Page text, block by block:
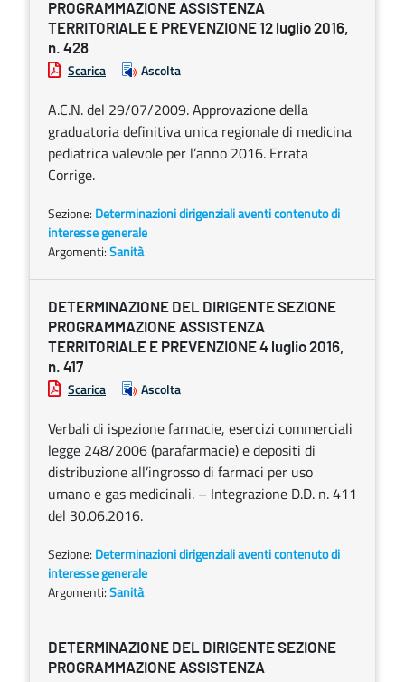
PROGRAMMAZIONE ASSISTENZA
TERRITORIALE E PREVENZIONE 12 luglio 2016,
n. 428
Scarica Ascolta
A.C.N. del 29/07/2009. Approvazione della
graduatoria definitiva unica regionale di medicina
pediatrica valevole per l’anno 2016. Errata
Corrige.
Sezione: Determinazioni dirigenziali aventi contenuto di
interesse generale
Argomenti:Sanità
DETERMINAZIONE DEL DIRIGENTE SEZIONE
PROGRAMMAZIONE ASSISTENZA
TERRITORIALE E PREVENZIONE 4 luglio 2016,
n. 417
Scarica Ascolta
Verbali di ispezione farmacie, esercizi commerciali
legge 248/2006 (parafarmacie) e depositi di
distribuzione all’ingrosso di farmaci per uso
umano e gas medicinali. – Integrazione D.D. n. 411
del 30.06.2016.
Sezione: Determinazioni dirigenziali aventi contenuto di
interesse generale
Argomenti:Sanità
DETERMINAZIONE DEL DIRIGENTE SEZIONE
PROGRAMMAZIONE ASSISTENZA